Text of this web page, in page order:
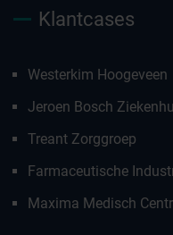
Klantcases
Westerkim Hoogeveen
Jeroen Bosch
Treant Zorggroep
Farmaceutische
Maxima Medisch